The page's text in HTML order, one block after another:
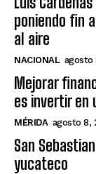
poniendo fin
al aire
NACIONAL agosto
Mejorar
es invertir en
MÉRIDA agosto 8,
San
yucateco